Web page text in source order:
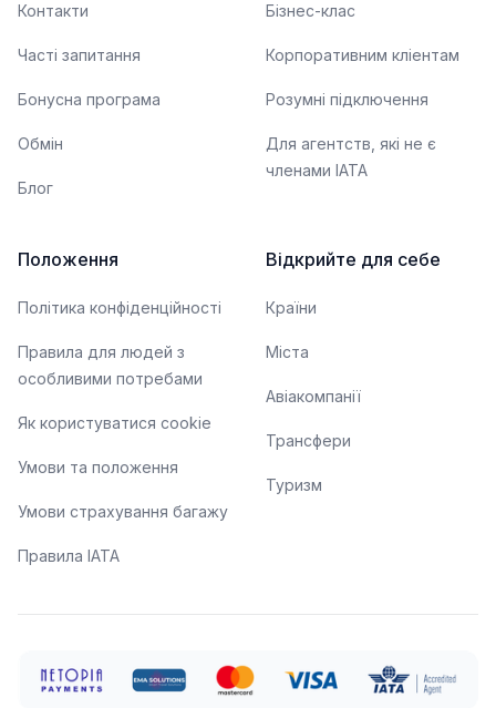
Контакти
Часті запитання
Бонусна програма
Обмін
Блог
Бізнес-клас
Корпоративним кліентам
Розумні підключення
Для агентств, які не є
членами IATA
Положення
Політика конфіденційності
Правила для людей з
особливими потребами
Як користуватися cookie
Умови та положення
Умови страхування багажу
Правила ІАТА
Відкрийте для себе
Країни
Міста
Авіакомпанії
Трансфери
Туризм